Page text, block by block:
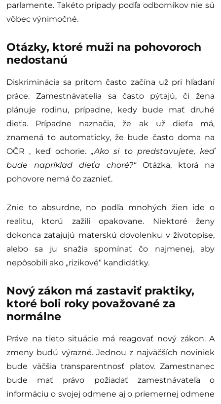
parlamente. Takéto prípady podľa odborníkov nie sú
vôbec výnimočné.
Otázky, ktoré muži na pohovoroch
nedostanú
Diskriminácia sa pritom často začína už pri hľadaní
práce. Zamestnávatelia sa často pýtajú, či žena
plánuje rodinu, prípadne, kedy bude mať druhé
dieťa. Prípadne naznačia, že ak už dieťa má,
znamená to automaticky, že bude často doma na
OČR , keď ochorie. „Ako si to predstavujete, keď
bude napríklad dieťa choré?“ Otázka, ktorá na
pohovore nemá čo zaznieť.
Znie to absurdne, no podľa mnohých žien ide o
realitu, ktorú zažili opakovane. Niektoré ženy
dokonca zatajujú materskú dovolenku v životopise,
alebo sa ju snažia spomínať čo najmenej, aby
nepôsobili ako „rizikové“ kandidátky.
Nový zákon má zastaviť praktiky,
ktoré boli roky považované za
normálne
Práve na tieto situácie má reagovať nový zákon. A
zmeny budú výrazné. Jednou z najväčších noviniek
bude väčšia transparentnosť platov. Zamestnanec
bude mať právo požiadať zamestnávateľa o
informáciu o svojej odmene aj o priemernej odmene